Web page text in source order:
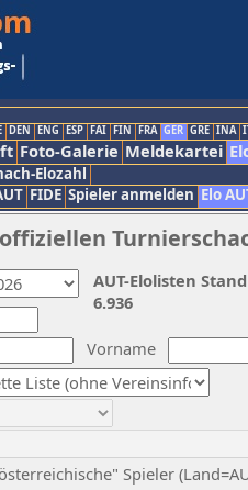
DEN ENG ESP FAI FIN FRA GER GRE INA
Foto-Galerie Meldekartei
Elozahl
FIDE Spieler anmelden Elo
Vorname
Spieler
AUT-Elolisten
6.936